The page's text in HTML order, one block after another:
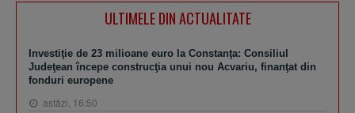
ULTIMELE DIN ACTUALITATE
Investiţie de 23 milioane euro la Constanţa: Consiliul
Judeţean începe construcţia unui nou Acvariu, finanţat din
fonduri europene
astăzi, 16:50